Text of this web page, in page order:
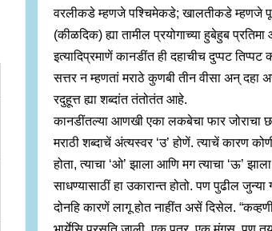
वरलीकडे म्हणजे पश्चिमेकडे; खालतीकडे म्हणजे
(कीळदिक) ह्या तामील प्रयोगाच्या हुबेहुब
इत्यादिप्रमाणें कानडींत ही दहाचीच दुप्पट
सत्तर न म्हणतां मराठे कुणबी तीन वीसा अन् दहा
रदुहूत्त ह्या शब्दांत तंतोतंत आहे.
कानडींतल्या आणखी एका लकबेचा फार जोराचा
मराठी शब्दाचें अंत्यस्वर ‘उ’ होणें. त्याचें कारण
होता, त्याचा ‘ओ’ झाला आणि मग त्याचा ‘ऊ’
साधण्यासाठीं हा उकारान्त होतो. पण पुढील
दोनहि कारणें लागू होत नाहींत असें दिसेल.